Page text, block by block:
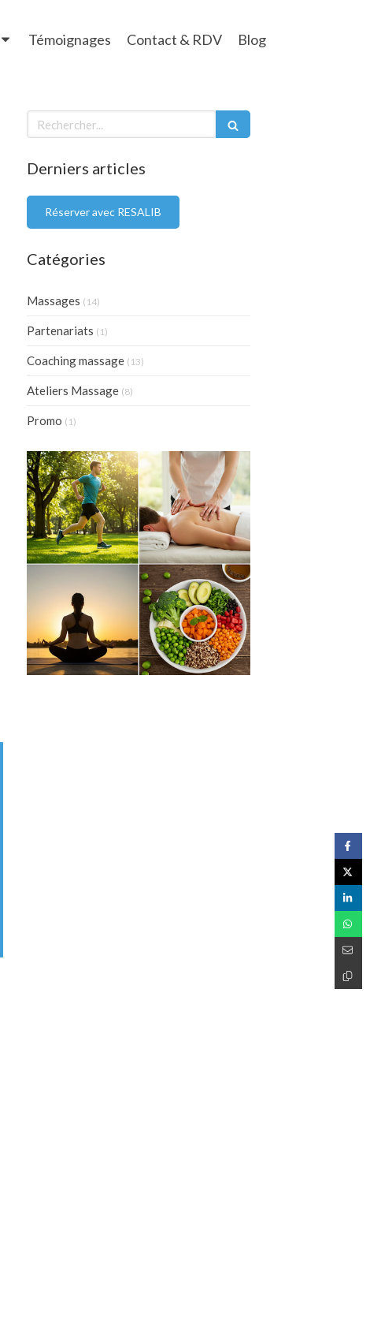
Témoignages Contact & RDV Blog
Rechercher
Derniers articles
Réserver avec RESALIB
Catégories
Massages (14)
Partenariats (1)
Coaching massage (13)
Ateliers Massage (8)
Promo (1)